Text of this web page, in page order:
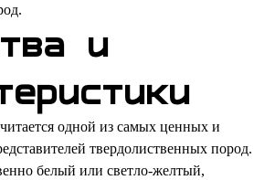
и
одной из самых ценных и
твердолиственных пород.
белый или светло-желтый,